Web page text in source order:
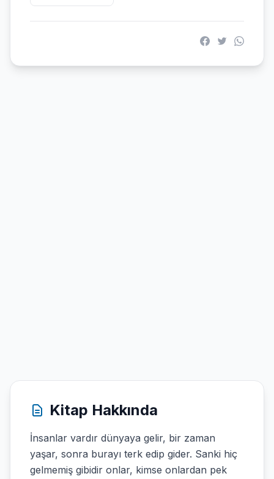
Kitap Hakkında
İnsanlar vardır dünyaya gelir, bir zaman
yaşar, sonra burayı terk edip gider. Sanki hiç
gelmemiş gibidir onlar, kimse onlardan pek